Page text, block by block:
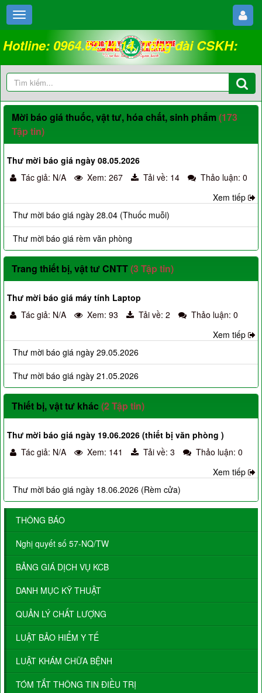
Hotline: 0964.62.14.14. Tổng đài CSKH:
18008262
Mời báo giá thuốc, vật tư, hóa chất, sinh phẩm(173
Tập tin)
Thư mời báo giá ngày 08.05.2026
Tác giả: N/A
Xem: 267 Tải về: 14
Thảo luận: 0
Xem tiếp
Thư mời báo giá ngày 28.04 (Thuốc muỗi)
Thư mời báo giá rèm văn phòng
Trang thiết bị, vật tư CNTT(3 Tập tin)
Thư mời báo giá máy tính Laptop
Tác giả: N/A
Xem: 93 Tải về: 2
Thảo luận: 0
Xem tiếp
Thư mời báo giá ngày 29.05.2026
Thư mời báo giá ngày 21.05.2026
Thiết bị, vật tư khác (2 Tập tin)
Thư mời báo giá ngày 19.06.2026 (thiết bị văn phòng )
Tác giả: N/A
Xem: 141 Tải về: 3
Thảo luận: 0
Xem tiếp
Thư mời báo giá ngày 18.06.2026 (Rèm cửa)
THÔNG BÁO
Nghị quyết số 57-NQ/TW
BẢNG GIÁ DỊCH VỤ KCB
DANH MỤC KỸ THUẬT
QUẢN LÝ CHẤT LƯỢNG
LUẬT BẢO HIỂM Y TẾ
LUẬT KHÁM CHỮA BỆNH
TÓM TẮT THÔNG TIN ĐIỀU TRỊ